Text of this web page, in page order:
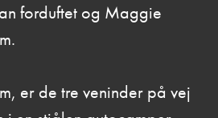
forduftet og Maggie
er de tre veninder på vej